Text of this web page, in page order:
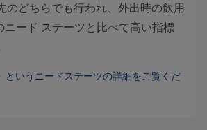
のどちらでも行われ、外出時の飲用
ニード ステーツと比べて高い指標
というニードステーツの詳細をご覧くだ